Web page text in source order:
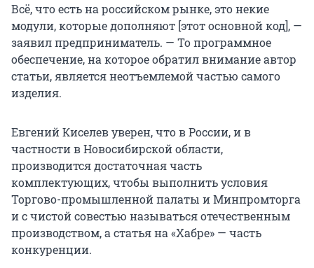
Всё, что есть на российском рынке, это некие
модули, которые дополняют [этот основной код], —
заявил предприниматель. — То программное
обеспечение, на которое обратил внимание автор
статьи, является неотъемлемой частью самого
изделия.
Евгений Киселев уверен, что в России, и в
частности в Новосибирской области,
производится достаточная часть
комплектующих, чтобы выполнить условия
Торгово-промышленной палаты и Минпромторга
и с чистой совестью называться отечественным
производством, а статья на «Хабре» — часть
конкуренции.